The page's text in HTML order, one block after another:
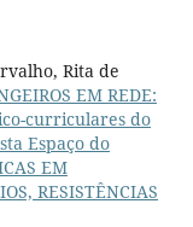
Rita de
EM REDE:
curriculares do
Espaço do
EM
RESISTÊNCIAS